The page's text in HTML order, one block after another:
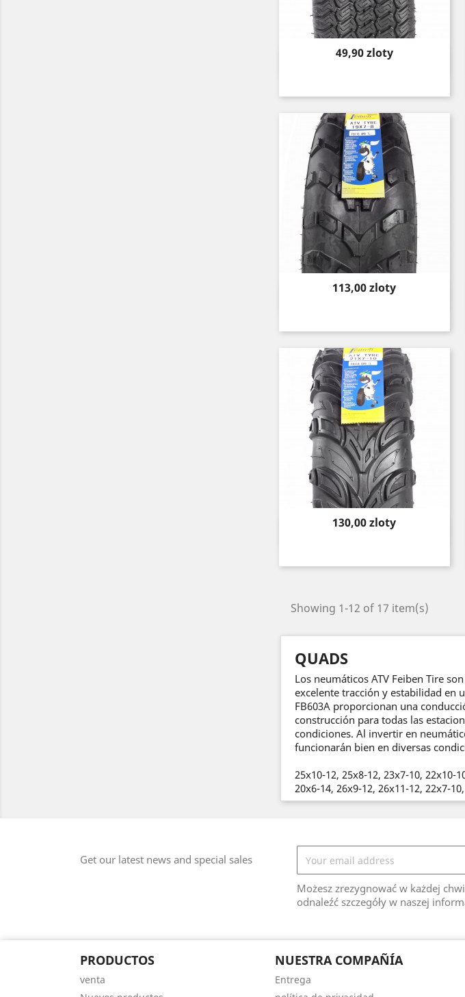
Price
49,90 zloty
Quick view
Price
113,00 zloty
Quick view
Price
130,00 zloty
Quick view
Showing 1-12 of 17 item(s)
QUADS
Los neumáticos ATV Feiben Tire
excelente tracción y estabilidad en
FB603A proporcionan una
construcción para todas las
condiciones. Al invertir en
funcionarán bien en diversas
25x10-12, 25x8-12, 23x7-10, 22x10-
20x6-14, 26x9-12, 26x11-12, 22x7-
Get our latest news and special sales
Możesz zrezygnować w każdej
odnaleźć szczegóły w naszej
PRODUCTOS
venta
NUESTRA COMPAÑÍA
Entrega